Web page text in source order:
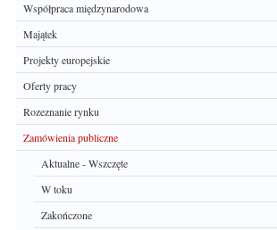
Współpraca międzynarodowa
Majątek
Projekty europejskie
Oferty pracy
Rozeznanie rynku
Zamówienia publiczne
Aktualne - Wszczęte
W toku
Zakończone